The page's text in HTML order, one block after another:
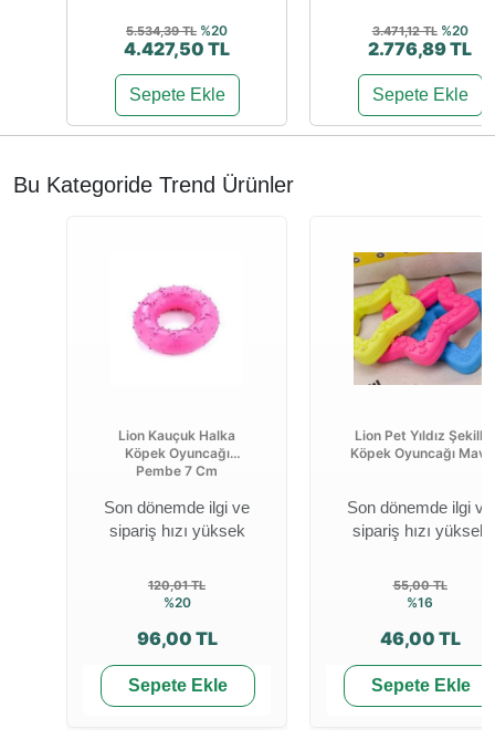
5.534,39 TL %20
4.427,50 TL
Sepete Ekle
3.471,12 TL %20
2.776,89 TL
Sepete Ekle
Bu Kategoride Trend Ürünler
Lion Kauçuk Halka
Köpek Oyuncağı
Pembe 7 Cm
Son dönemde ilgi ve
sipariş hızı yüksek
120,01 TL
%20
96,00 TL
Sepete Ekle
Lion Pet Yıldız Şekilli
Köpek Oyuncağı Mavi
Son dönemde ilgi ve
sipariş hızı yüksek
55,00 TL
%16
46,00 TL
Sepete Ekle